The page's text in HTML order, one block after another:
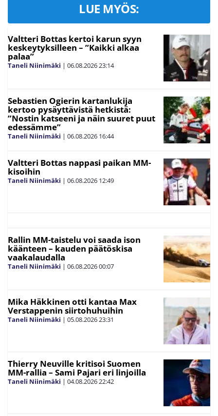
LUE MYÖS:
Valtteri Bottas kertoi karun syyn
keskeytyksilleen – ”Kaikki alkaa
palaa”
Taneli Niinimäki | 06.08.202623:14
Sebastien Ogierin kartanlukija
kertoo pysäyttävistä hetkistä:
”Nostin katseeni ja näin suuret puut
edessämme”
Taneli Niinimäki | 06.08.2026 16:44
Valtteri Bottas nappasi paikan MM-
kisoihin
Taneli Niinimäki | 06.08.2026 12:49
Rallin MM-taistelu voi saada ison
käänteen – kauden päätöskisa
vaakalaudalla
Taneli Niinimäki | 06.08.202600:07
Mika Häkkinen otti kantaa Max
Verstappenin siirtohuhuihin
Taneli Niinimäki | 05.08.202623:31
Thierry Neuville kritisoi Suomen
MM-rallia – Sami Pajari eri linjoilla
Taneli Niinimäki | 04.08.202622:42